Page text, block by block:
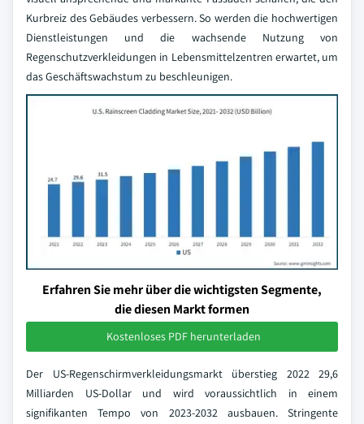
Kurbreiz des Gebäudes verbessern. So werden die hochwertigen
Dienstleistungen und die wachsende Nutzung von
Regenschutzverkleidungen in Lebensmittelzentren erwartet, um
das Geschäftswachstum zu beschleunigen.
Erfahren Sie mehr über die wichtigsten Segmente,
die diesen Markt formen
Kostenloses PDF herunterladen
Der US-Regenschirmverkleidungsmarkt überstieg 2022 29,6
Milliarden US-Dollar und wird voraussichtlich in einem
signifikanten Tempo von 2023-2032 ausbauen. Stringente